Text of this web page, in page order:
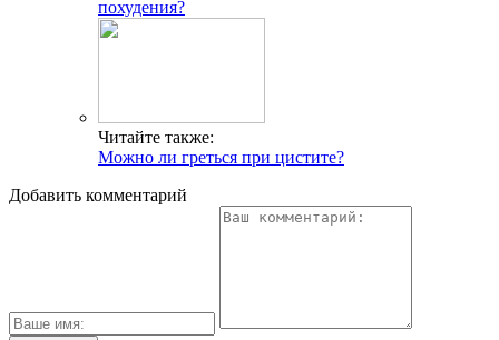
похудения?
Читайте также:
Можно ли греться при цистите?
Добавить комментарий